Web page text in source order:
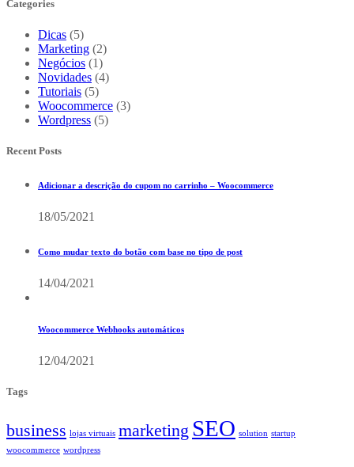
Categories
Dicas (5)
Marketing (2)
Negócios (1)
Novidades (4)
Tutoriais (5)
Woocommerce (3)
Wordpress (5)
Recent Posts
Adicionar a descrição do cupom no carrinho – Woocommerce
18/05/2021
Como mudar texto do botão com base no tipo de post
14/04/2021
Woocommerce Webhooks automáticos
12/04/2021
Tags
business lojas virtuais marketing SEO solution startup
woocommerce wordpress